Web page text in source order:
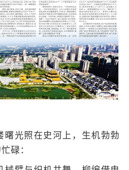
光照在史河上，生机勃勃
碌：